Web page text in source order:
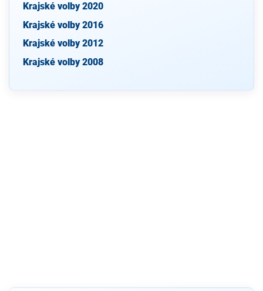
Krajské volby 2020
Krajské volby 2016
Krajské volby 2012
Krajské volby 2008